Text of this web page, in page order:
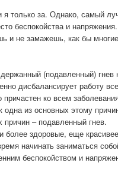
я только за. Однако, самый
беспокойства и
и не замажешь, как бы
(подавленный)
дисбалансирует работу
ко всем
из основных этому
– подавленный гнев.
здоровые, еще
начинать заниматься
беспокойством и